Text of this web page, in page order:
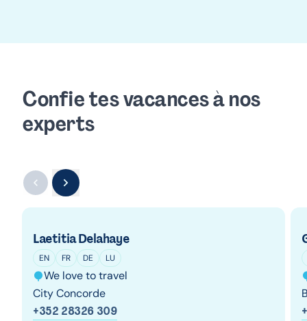
Confie tes vacances à nos
experts
Laetitia Delahaye
EN FR DE LU
We love to travel
City Concorde
+352 28326 309